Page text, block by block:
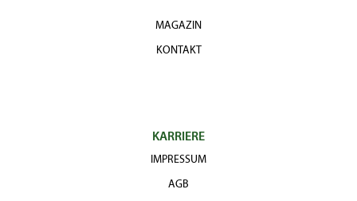
MAGAZIN
KONTAKT
KARRIERE
IMPRESSUM
AGB